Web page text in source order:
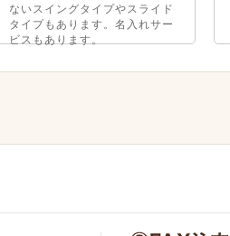
ないスイングタイプやスライド
タイプもあります。名入れサー
ビスもあります。